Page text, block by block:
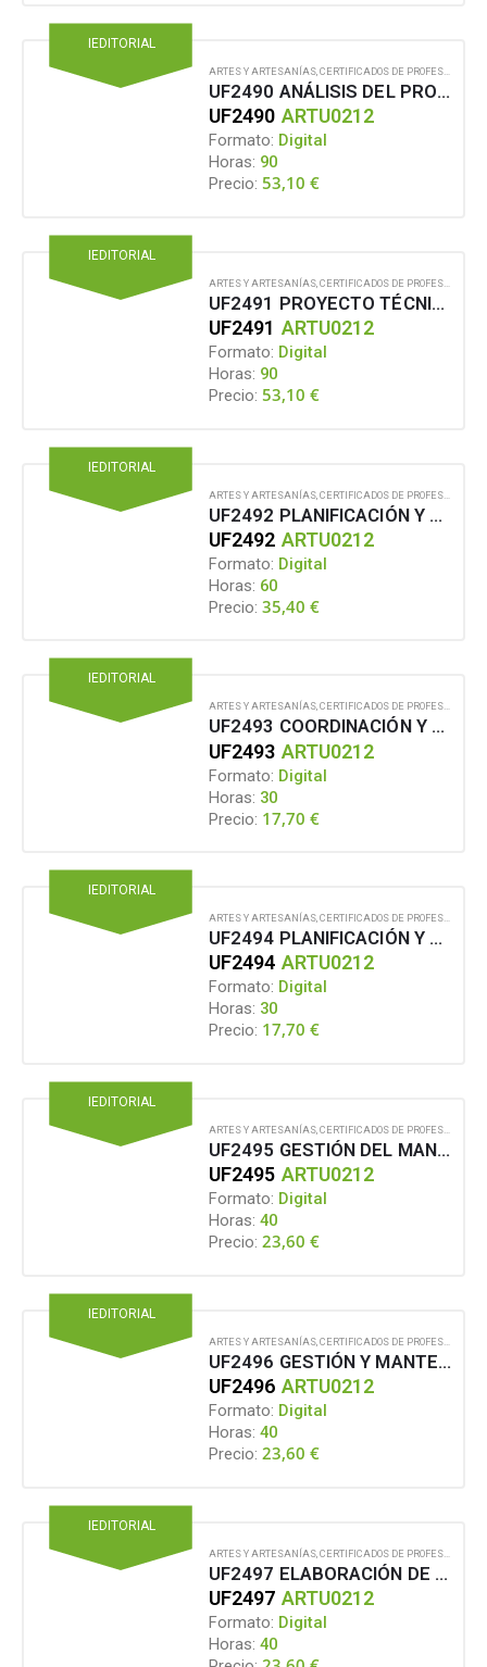
IEDITORIAL
ARTES Y ARTESANÍAS CERTIFICADOS DE PROFESIONALIDAD
UF2490 ANÁLISIS DEL PROYECTO ARTÍSTICO DEL ESPECTÁCULO EN VIVO
UF2490 ARTU0212
Formato: Digital
Horas: 90
Precio: 53,10€
IEDITORIAL
ARTES Y ARTESANÍAS CERTIFICADOS DE PROFESIONALIDAD
UF2491 PROYECTO TÉCNICO DE EXHIBICIÓN DEL ESPECTÁCULO EN VIVO
UF2491 ARTU0212
Formato: Digital
Horas: 90
Precio: 53,10€
IEDITORIAL
ARTES Y ARTESANÍAS CERTIFICADOS DE PROFESIONALIDAD
UF2492 PLANIFICACIÓN Y COORDINACIÓN DEL MONTAJE DE UN ESPECTÁCULO EN VIVO O EVENTO
UF2492 ARTU0212
Formato: Digital
Horas: 60
Precio: 35,40€
IEDITORIAL
ARTES Y ARTESANÍAS,CERTIFICADOS DE PROFESIONALIDAD
UF2493 COORDINACIÓN Y SUPERVISIÓN DE LOS PROCESOS DE ENSAYOS Y FUNCIONES EN UN ESPECTÁCULO EN VIVO O EVENTO
UF2493 ARTU0212
Formato: Digital
Horas: 30
Precio: 17,70€
IEDITORIAL
ARTES Y ARTESANÍAS,CERTIFICADOS DE PROFESIONALIDAD
UF2494 PLANIFICACIÓN Y SUPERVISIÓN DEL DESMONTAJE DE UN ESPECTÁCULO EN VIVO O EVENTO
UF2494 ARTU0212
Formato: Digital
Horas: 30
Precio: 17,70€
IEDITORIAL
ARTES Y ARTESANÍAS CERTIFICADOS DE PROFESIONALIDAD
UF2495 GESTIÓN DEL MANTENIMIENTO CORRECTIVO Y PREVENTIVO DE EQUIPOS E INSTALACIONES TÉCNICAS PARA EL ESPECTÁCULO EN VIVO
UF2495 ARTU0212
Formato: Digital
Horas: 40
Precio: 23,60€
IEDITORIAL
ARTES Y ARTESANÍAS CERTIFICADOS DE PROFESIONALIDAD
UF2496 GESTIÓN Y MANTENIMIENTO DE DEPÓSITOS Y ALMACENES DE EQUIPOS TÉCNICOS, DECORADOS, VESTUARIO, MATERIALES FUNGIBLES Y DEMÁS ELEMENTOS DEL ESPECTÁCULO
UF2496 ARTU0212
Formato: Digital
Horas: 40
Precio: 23,60€
IEDITORIAL
ARTES Y ARTESANÍAS CERTIFICADOS DE PROFESIONALIDAD
UF2497 ELABORACIÓN DE LA FICHA TÉCNICA DEL TEATRO, LOCAL DE EXHIBICIÓN O ESPACIO NO PREPARADO PARA LA REPRESENTACIÓN
UF2497 ARTU0212
Formato: Digital
Horas: 40